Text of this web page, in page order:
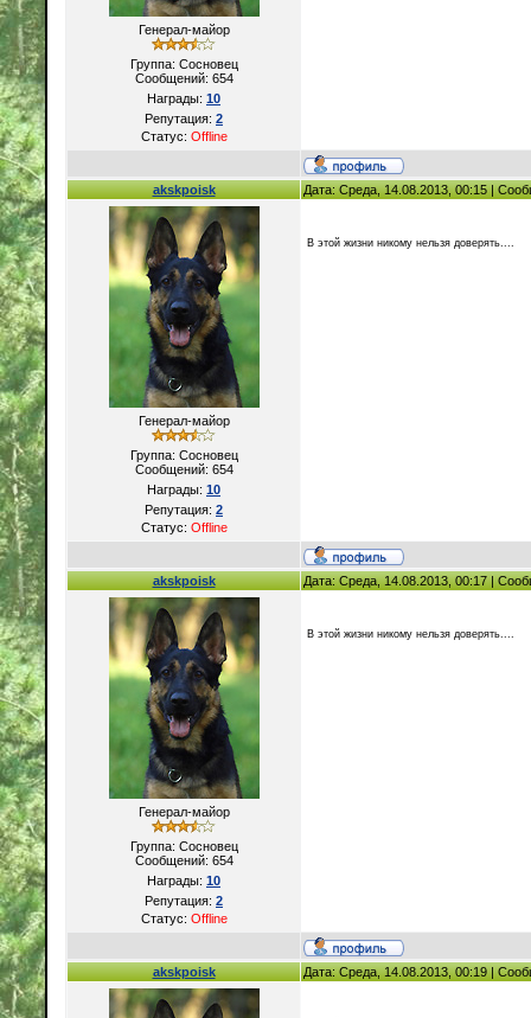
Генерал-майор
Группа: Сосновец
Сообщений: 654
Награды: 10
Репутация: 2
Статус: Offline
akskpoisk Дата: Среда, 14.08.2013, 00:15 |
Генерал-майор
Группа: Сосновец
Сообщений: 654
Награды: 10
Репутация: 2
Статус: Offline
В этой жизни никому нельзя доверять....
akskpoisk Дата: Среда, 14.08.2013, 00:17 |
Генерал-майор
Группа: Сосновец
Сообщений: 654
Награды: 10
Репутация: 2
Статус: Offline
В этой жизни никому нельзя доверять....
akskpoisk Дата: Среда, 14.08.2013, 00:19 |